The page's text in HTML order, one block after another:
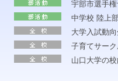
宇部市選手
中学校 陸上
大学入試動
子育てサー
山口大学の